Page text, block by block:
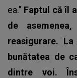
ea." Faptul că îl
de
reasigurare.
bunătatea de
dintre voi.